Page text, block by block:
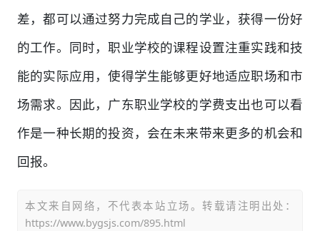
差，都可以通过努力完成自己的学业，获得一份好
的工作。同时，职业学校的课程设置注重实践和技
能的实际应用，使得学生能够更好地适应职场和市
场需求。因此，广东职业学校的学费支出也可以看
作是一种长期的投资，会在未来带来更多的机会和
回报。
本文来自网络，不代表本站立场。转载请注明出处：
https://www.bygsjs.com/895.html